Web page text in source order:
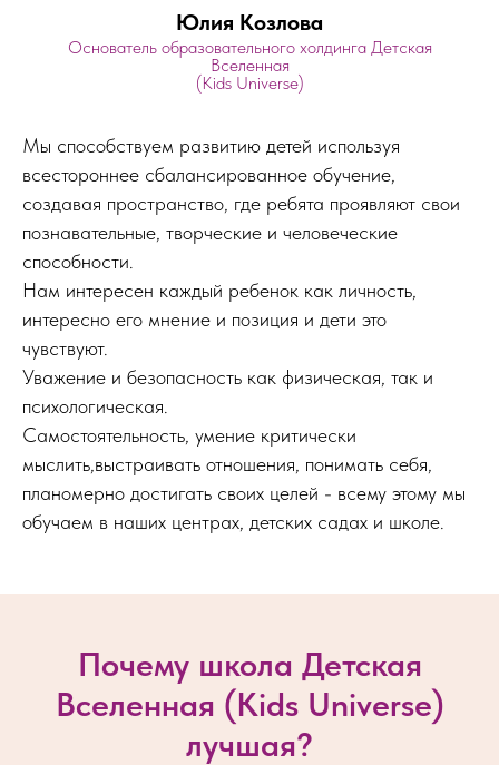
Юлия Козлова
Основатель образовательного холдинга Детская
Вселенная
(Kids Universe)
Мы способствуем развитию детей используя
всестороннее сбалансированное обучение,
создавая пространство, где ребята проявляют свои
познавательные, творческие и человеческие
способности.
Нам интересен каждый ребенок как личность,
интересно его мнение и позиция и дети это
чувствуют.
Уважение и безопасность как физическая, так и
психологическая.
Самостоятельность, умение критически
мыслить,выстраивать отношения, понимать себя,
планомерно достигать своих целей - всему этому мы
обучаем в наших центрах, детских садах и школе.
Почему школа Детская
Вселенная (Kids Universe)
лучшая?